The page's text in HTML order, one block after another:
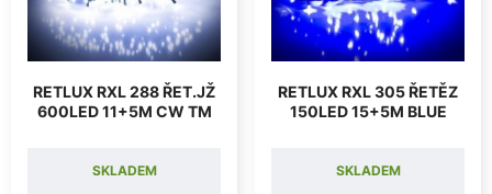
RETLUX RXL 288 ŘET.JŽ
600LED 11+5M CW TM
SKLADEM
RETLUX RXL 305 ŘETĚZ
150LED 15+5M BLUE
SKLADEM